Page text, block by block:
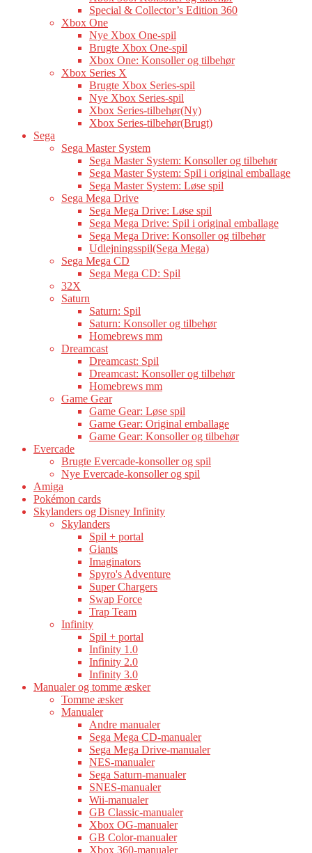
Special & Collector’s Edition 360
Xbox One
Nye Xbox One-spil
Brugte Xbox One-spil
Xbox One: Konsoller og tilbehør
Xbox Series X
Brugte Xbox Series-spil
Nye Xbox Series-spil
Xbox Series-tilbehør(Ny)
Xbox Series-tilbehør(Brugt)
Sega
Sega Master System
Sega Master System: Konsoller og tilbehør
Sega Master System: Spil i original emballage
Sega Master System: Løse spil
Sega Mega Drive
Sega Mega Drive: Løse spil
Sega Mega Drive: Spil i original emballage
Sega Mega Drive: Konsoller og tilbehør
Udlejningsspil(Sega Mega)
Sega Mega CD
Sega Mega CD: Spil
32X
Saturn
Saturn: Spil
Saturn: Konsoller og tilbehør
Homebrews mm
Dreamcast
Dreamcast: Spil
Dreamcast: Konsoller og tilbehør
Homebrews mm
Game Gear
Game Gear: Løse spil
Game Gear: Original emballage
Game Gear: Konsoller og tilbehør
Evercade
Brugte Evercade-konsoller og spil
Nye Evercade-konsoller og spil
Amiga
Pokémon cards
Skylanders og Disney Infinity
Skylanders
Spil + portal
Giants
Imaginators
Spyro's Adventure
Super Chargers
Swap Force
Trap Team
Infinity
Spil + portal
Infinity 1.0
Infinity 2.0
Infinity 3.0
Manualer og tomme æsker
Tomme æsker
Manualer
Andre manualer
Sega Mega CD-manualer
Sega Mega Drive-manualer
NES-manualer
Sega Saturn-manualer
SNES-manualer
Wii-manualer
GB Classic-manualer
Xbox OG-manualer
GB Color-manualer
Xbox 360-manualer